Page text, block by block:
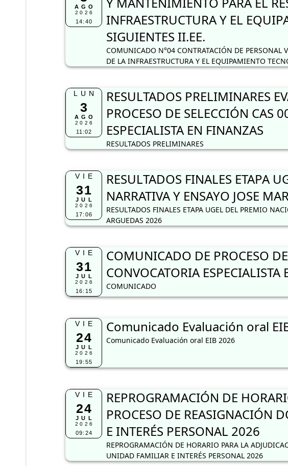
AGO
2026
14:40
INFRAESTRUCTURA Y EL
SIGUIENTES II.EE.
COMUNICADO N°04 CONTRATACIÓN DE PERSONAL
DE LA INFRAESTRUCTURA Y EL EQUIPAMIENTO
LUN
3
AGO
2026
11:02
RESULTADOS PRELIMINARES
PROCESO DE SELECCIÓN CAS
ESPECIALISTA EN FINANZAS
RESULTADOS PRELIMINARES
VIE
31
JUL
2026
17:06
RESULTADOS FINALES ETAPA
NARRATIVA Y ENSAYO JOSE
RESULTADOS FINALES ETAPA UGEL DEL PREMIO
ARGUEDAS 2026
VIE
31
JUL
2026
16:15
COMUNICADO DE PROCESO
CONVOCATORIA ESPECIALISTA
COMUNICADO
VIE
24
JUL
2026
19:55
Comunicado Evaluación oral
Comunicado Evaluación oral EIB 2026
VIE
24
JUL
2026
09:24
REPROGRAMACIÓN DE
PROCESO DE REASIGNACIÓN
E INTERÉS PERSONAL 2026
REPROGRAMACIÓN DE HORARIO PARA LA
UNIDAD FAMILIAR E INTERÉS PERSONAL 2026